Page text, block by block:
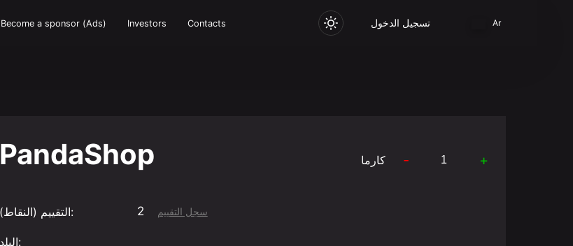
Become a sponsor (Ads) Investors Contacts تسجيل الدخول Ar
PandaShop كارما - +
التقييم (النقاط): 2 سجل التقييم
البلد: